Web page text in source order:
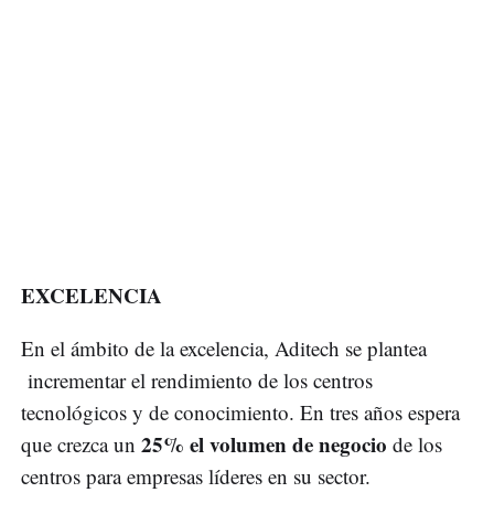
EXCELENCIA
En el ámbito de la excelencia, Aditech se plantea
incrementar el rendimiento de los centros
tecnológicos y de conocimiento. En tres años espera
que crezca un 25% el volumen de negocio de los
centros para empresas líderes en su sector.